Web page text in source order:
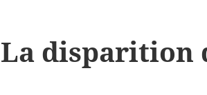
La disparition